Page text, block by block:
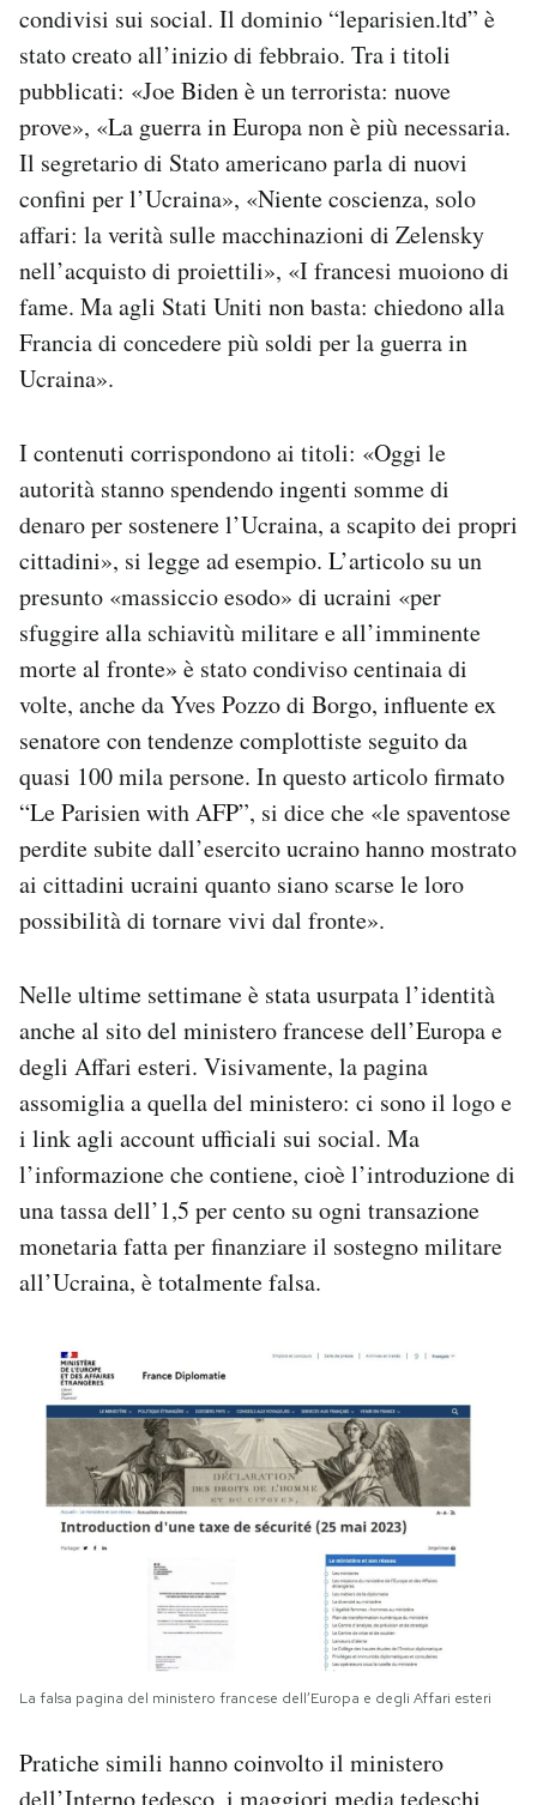
condivisi sui social. Il dominio “leparisien.ltd” è
stato creato all’inizio di febbraio. Tra i titoli
pubblicati: «Joe Biden è un terrorista: nuove
prove», «La guerra in Europa non è più necessaria.
Il segretario di Stato americano parla di nuovi
confini per l’Ucraina», «Niente coscienza, solo
affari: la verità sulle macchinazioni di Zelensky
nell’acquisto di proiettili», «I francesi muoiono di
fame. Ma agli Stati Uniti non basta: chiedono alla
Francia di concedere più soldi per la guerra in
Ucraina».
I contenuti corrispondono ai titoli: «Oggi le
autorità stanno spendendo ingenti somme di
denaro per sostenere l’Ucraina, a scapito dei propri
cittadini», si legge ad esempio. L’articolo su un
presunto «massiccio esodo» di ucraini «per
sfuggire alla schiavitù militare e all’imminente
morte al fronte» è stato condiviso centinaia di
volte, anche da Yves Pozzo di Borgo, influente ex
senatore con tendenze complottiste seguito da
quasi 100 mila persone. In questo articolo firmato
“Le Parisien with AFP”, si dice che «le spaventose
perdite subite dall’esercito ucraino hanno mostrato
ai cittadini ucraini quanto siano scarse le loro
possibilità di tornare vivi dal fronte».
Nelle ultime settimane è stata usurpata l’identità
anche al sito del ministero francese dell’Europa e
degli Affari esteri. Visivamente, la pagina
assomiglia a quella del ministero: ci sono il logo e
i link agli account ufficiali sui social. Ma
l’informazione che contiene, cioè l’introduzione di
una tassa dell’1,5 per cento su ogni transazione
monetaria fatta per finanziare il sostegno militare
all’Ucraina, è totalmente falsa.
La falsa pagina del ministero francese dell’Europa e degli Affari esteri
Pratiche simili hanno coinvolto il ministero